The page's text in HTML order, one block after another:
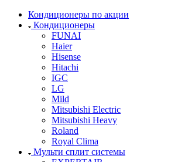
Кондиционеры по акции
Кондиционеры
FUNAI
Haier
Hisense
Hitachi
IGC
LG
Mild
Mitsubishi Electric
Mitsubishi Heavy
Roland
Royal Clima
Мульти сплит системы